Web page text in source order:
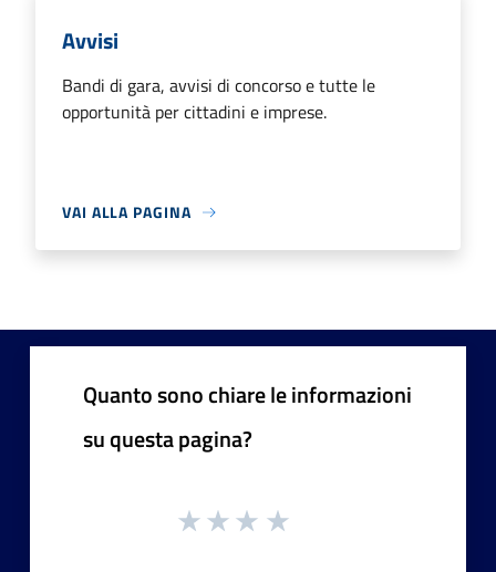
Avvisi
Bandi di gara, avvisi di concorso e tutte le
opportunità per cittadini e imprese.
VAI ALLA PAGINA
Quanto sono chiare le informazioni
su questa pagina?